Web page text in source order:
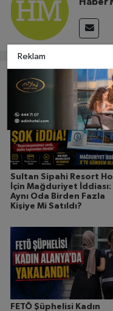
Haber
Bunlar da ilginizi
Sultan Sipahi Resort
İçin Mağduriyet İddiası:
Aynı Oda Birden Fazla
Kişiye Mi Satıldı?
FETÖ Şüphelisi Kadın
Reklam